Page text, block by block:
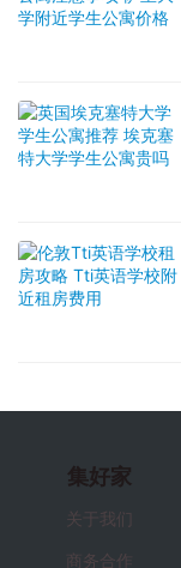
集好家
关于我们
商务合作